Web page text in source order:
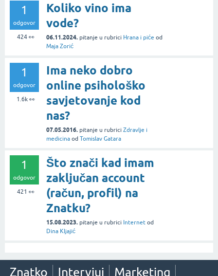
1
odgovor
424👀
Koliko vino ima
vode?
06.11.2024. pitanje u rubrici Hrana i piće od
Maja Zorić
1
odgovor
1.6k👀
Ima neko dobro
online psihološko
savjetovanje kod
nas?
07.05.2016. pitanje u rubrici Zdravlje i
medicina od Tomislav Gatara
1
odgovor
421 👀
Što znači kad imam
zaključan account
(račun, profil) na
Znatku?
15.08.2023. pitanje u rubrici Internet od
Dina Kljajić
Znatko Intervjui Marketing